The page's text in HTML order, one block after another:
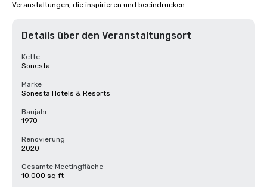
Veranstaltungen, die inspirieren und beeindrucken.
Details über den Veranstaltungsort
Kette
Sonesta
Marke
Sonesta Hotels & Resorts
Baujahr
1970
Renovierung
2020
Gesamte Meetingfläche
10.000 sq ft